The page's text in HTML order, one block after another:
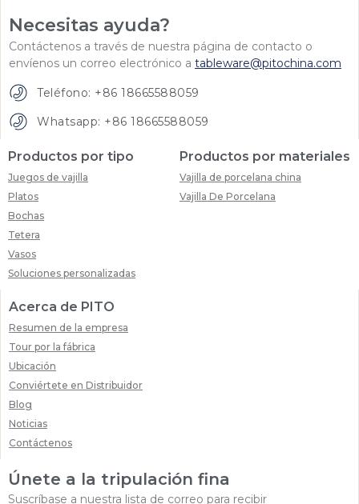
Necesitas ayuda?
Contáctenos a través de nuestra página de contacto o
envíenos un correo electrónico a tableware@pitochina.com
Teléfono: +86 18665588059
Whatsapp: +86 18665588059
Productos por tipo
Juegos de vajilla
Platos
Bochas
Tetera
Vasos
Soluciones personalizadas
Productos por materiales
Vajilla de porcelana china
Vajilla De Porcelana
Acerca de PITO
Resumen de la empresa
Tour por la fábrica
Ubicación
Conviértete en Distribuidor
Blog
Noticias
Contáctenos
Únete a la tripulación fina
Suscríbase a nuestra lista de correo para recibir